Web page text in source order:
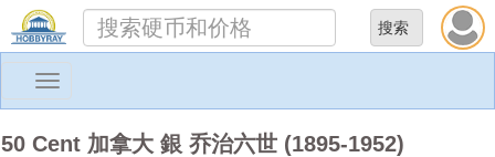
Toggle
50 Cent 加拿大 銀 乔治六世 (1895-1952)